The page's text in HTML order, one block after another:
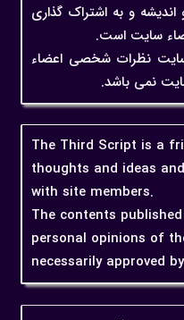
اندیشه و به اشتراک گذاری
سایت است.
نظرات شخصی اعضاء
نمی باشد.
The Third Script is a
thoughts and ideas
with site members.
The contents
personal opinions of
necessarily approved